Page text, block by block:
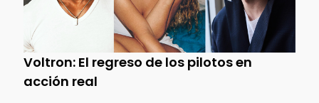
Voltron: El regreso de los pilotos en
acción real